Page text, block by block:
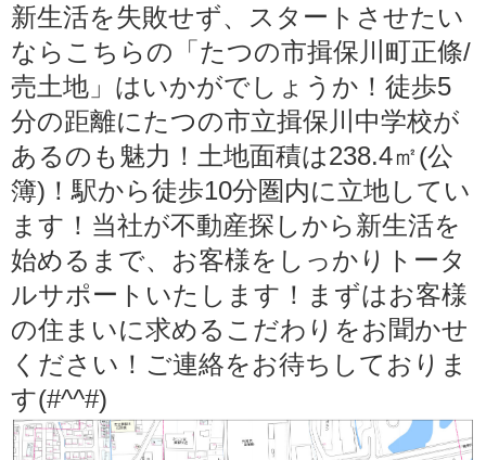
新生活を失敗せず、スタートさせたい
ならこちらの「たつの市揖保川町正條/
売土地」はいかがでしょうか！徒歩5
分の距離にたつの市立揖保川中学校が
あるのも魅力！土地面積は238.4㎡(公
簿)！駅から徒歩10分圏内に立地してい
ます！当社が不動産探しから新生活を
始めるまで、お客様をしっかりトータ
ルサポートいたします！まずはお客様
の住まいに求めるこだわりをお聞かせ
ください！ご連絡をお待ちしておりま
す(#^^#)